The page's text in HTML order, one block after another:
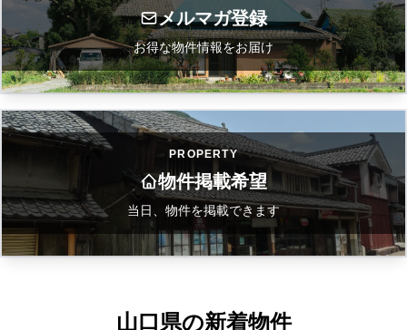
メルマガ登録
お得な物件情報をお届け
PROPERTY
物件掲載希望
当日、物件を掲載できます
山口県の新着物件